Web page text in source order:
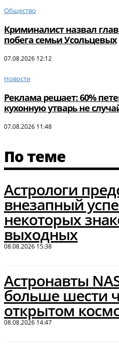
Общество
Криминалист назвал
побега семьи Усольцевых
07.08.2026 12:12
Новости
Реклама решает: 60%
кухонную утварь не
07.08.2026 11:48
По теме
Астрологи
внезапный
некоторых
выходных
08.08.2026 15:38
Астронавты
больше шести
открытом
08.08.2026 14:47